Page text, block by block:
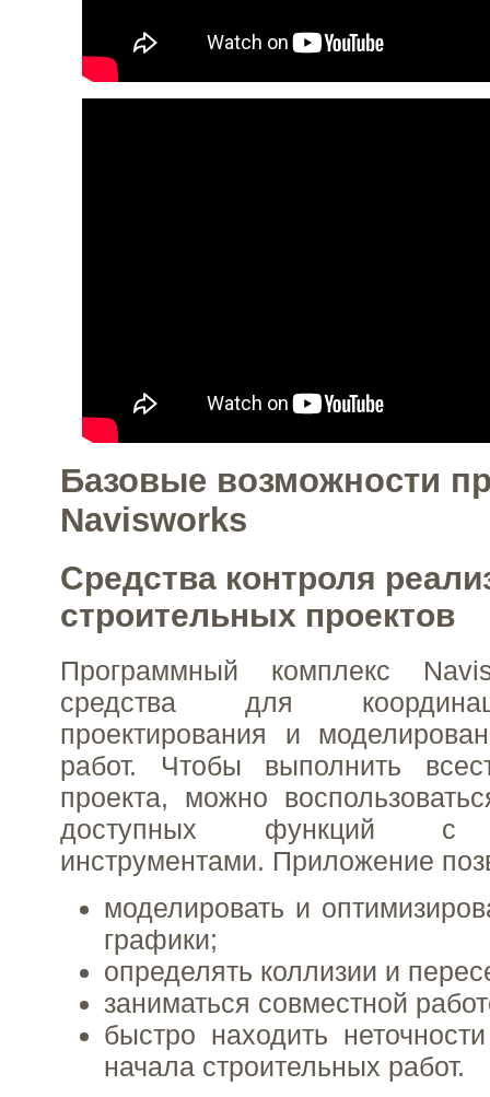
Базовые возможности
Navisworks
Средства контроля
строительных проектов
Программный комплекс
средства для
проектирования и
работ. Чтобы выполнить
проекта, можно
доступных функций с
инструментами. Приложение
моделировать и
графики;
определять коллизии и
заниматься совместной
быстро находить
начала строительных работ.